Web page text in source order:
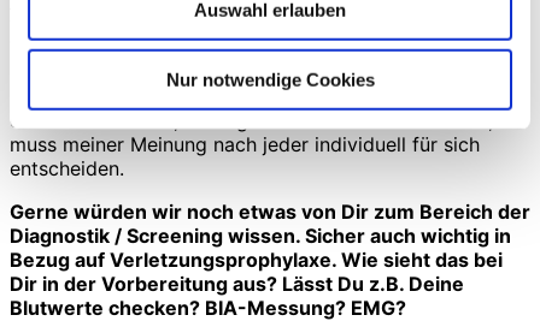
Auswahl erlauben
Nur notwendige Cookies
vertrauen. Das bedeutet, man sollte zwar über den
Tellerrand hinausschauen – gleichzeitig aber nicht zu viel
Energie darauf verschwenden, zu schauen, was andere
machen, sondern sich auf sich selbst konzentrieren… Ob
dies nun bedeutet, auf digitale Medien zu verzichten,
muss meiner Meinung nach jeder individuell für sich
entscheiden.
Gerne würden wir noch etwas von Dir zum Bereich der
Diagnostik / Screening wissen. Sicher auch wichtig in
Bezug auf Verletzungsprophylaxe. Wie sieht das bei
Dir in der Vorbereitung aus? Lässt Du z.B. Deine
Blutwerte checken? BIA-Messung? EMG?